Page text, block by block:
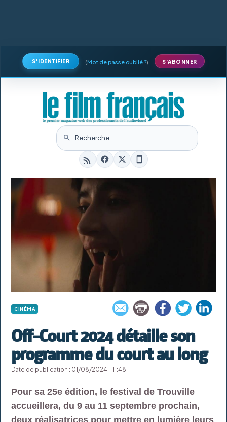
S'IDENTIFIER (Mot de passe oublié ?) S'ABONNER
CINÉMA
Off-Court 2024 détaille son
programme du court au long
Date de publication : 01/08/2024 - 11:48
Pour sa 25e édition, le festival de Trouville
accueillera, du 9 au 11 septembre prochain,